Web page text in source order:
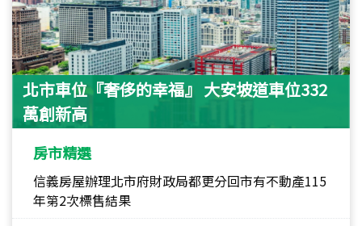
北市車位『奢侈的幸福』 大安坡道車位332
萬創新高
房市精選
信義房屋辦理北市府財政局都更分回市有不動產115
年第2次標售結果